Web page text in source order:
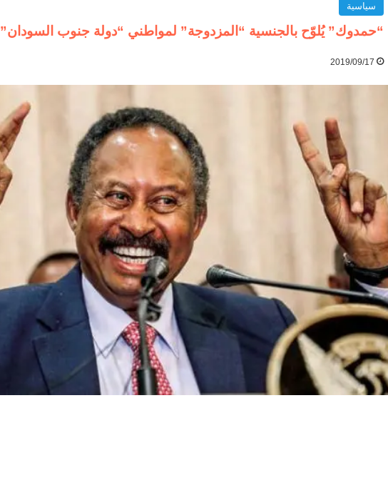
سياسية
“حمدوك” يُلوّح بالجنسية “المزدوجة” لمواطني “دولة جنوب السودان”
2019/09/17